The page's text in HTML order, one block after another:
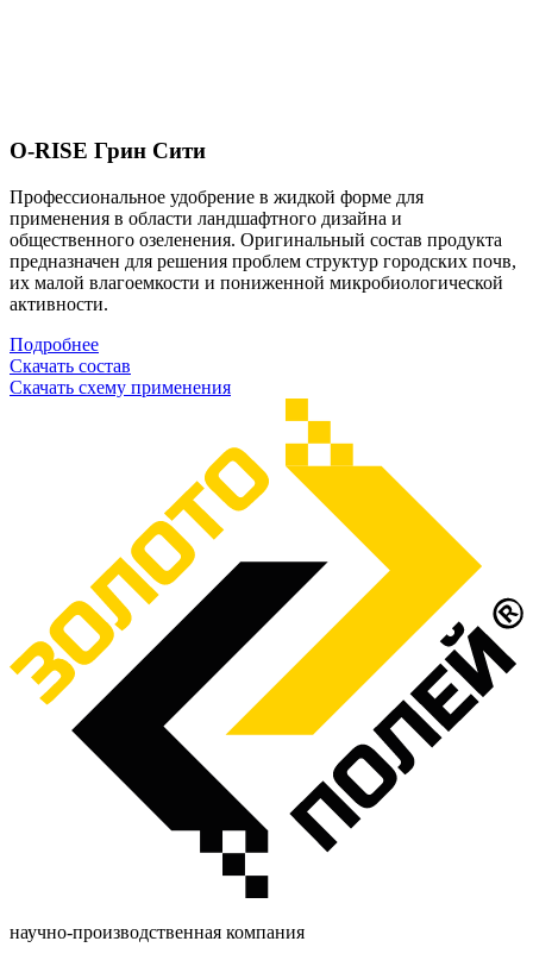
O-RISE Грин Сити
Профессиональное удобрение в жидкой форме для
применения в области ландшафтного дизайна и
общественного озеленения. Оригинальный состав продукта
предназначен для решения проблем структур городских почв,
их малой влагоемкости и пониженной микробиологической
активности.
Подробнее
Скачать состав
Скачать схему применения
научно-производственная компания